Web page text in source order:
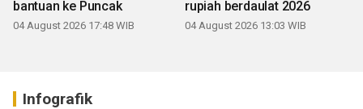
bantuan ke Puncak
04 August 2026 17:48 WIB
rupiah berdaulat 2026
04 August 2026 13:03 WIB
Infografik